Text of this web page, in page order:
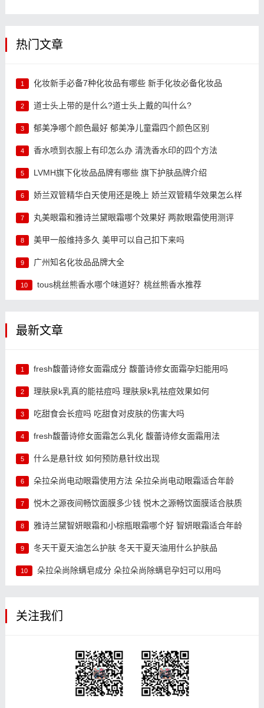
热门文章
1 化妆新手必备7种化妆品有哪些 新手化妆必备化妆品
2 道士头上带的是什么?道士头上戴的叫什么?
3 郁美净哪个颜色最好 郁美净儿童霜四个颜色区别
4 香水喷到衣服上有印怎么办 清洗香水印的四个方法
5 LVMH旗下化妆品品牌有哪些 旗下护肤品牌介绍
6 娇兰双管精华白天使用还是晚上 娇兰双管精华效果怎么样
7 丸美眼霜和雅诗兰黛眼霜哪个效果好 两款眼霜使用测评
8 美甲一般维持多久 美甲可以自己扣下来吗
9 广州知名化妆品品牌大全
10 tous桃丝熊香水哪个味道好？桃丝熊香水推荐
最新文章
1 fresh馥蕾诗修女面霜成分 馥蕾诗修女面霜孕妇能用吗
2 理肤泉k乳真的能祛痘吗 理肤泉k乳祛痘效果如何
3 吃甜食会长痘吗 吃甜食对皮肤的伤害大吗
4 fresh馥蕾诗修女面霜怎么乳化 馥蕾诗修女面霜用法
5 什么是悬针纹 如何预防悬针纹出现
6 朵拉朵尚电动眼霜使用方法 朵拉朵尚电动眼霜适合年龄
7 悦木之源夜间畅饮面膜多少钱 悦木之源畅饮面膜适合肤质
8 雅诗兰黛智妍眼霜和小棕瓶眼霜哪个好 智妍眼霜适合年龄
9 冬天干夏天油怎么护肤 冬天干夏天油用什么护肤品
10 朵拉朵尚除螨皂成分 朵拉朵尚除螨皂孕妇可以用吗
关注我们